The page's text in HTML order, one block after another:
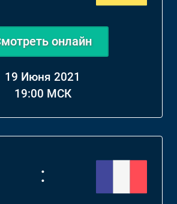
онлайн
19 Июня 2021
19:00 МСК
: